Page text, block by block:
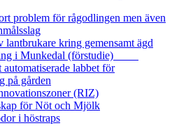
problem för rågodlingen men även
lantbrukare kring gemensamt ägd
i Munkedal (förstudie)
labbet för
på gården
(RIZ)
för Nöt och Mjölk
i höstraps